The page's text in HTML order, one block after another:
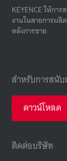
KEYENCE ให้ก
งานในสายการผ
หลังการขาย
สำหรับการสนั
ดาวน์โหลด
ติดต่อบริษัท